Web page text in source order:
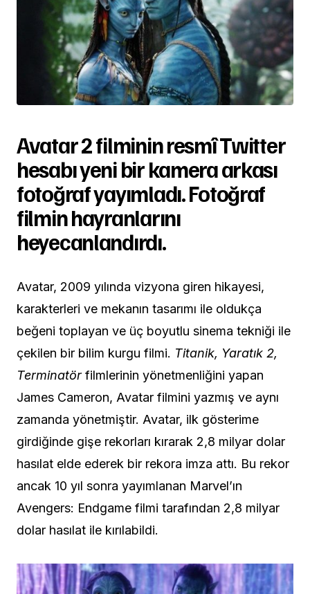
Avatar 2 filminin resmî Twitter
hesabı yeni bir kamera arkası
fotoğraf yayımladı. Fotoğraf
filmin hayranlarını
heyecanlandırdı.
Avatar, 2009 yılında vizyona giren hikayesi,
karakterleri ve mekanın tasarımı ile oldukça
beğeni toplayan ve üç boyutlu sinema tekniği ile
çekilen bir bilim kurgu filmi. Titanik, Yaratık 2,
Terminatörfilmlerinin yönetmenliğini yapan
James Cameron, Avatar filmini yazmış ve aynı
zamanda yönetmiştir. Avatar, ilk gösterime
girdiğinde gişe rekorları kırarak 2,8 milyar dolar
hasılat elde ederek bir rekora imza attı. Bu rekor
ancak 10 yıl sonra yayımlanan Marvel’ın
Avengers: Endgame filmi tarafından 2,8 milyar
dolar hasılat ile kırılabildi.